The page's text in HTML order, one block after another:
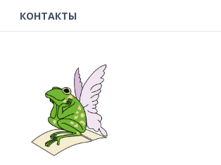
КОНТАКТЫ